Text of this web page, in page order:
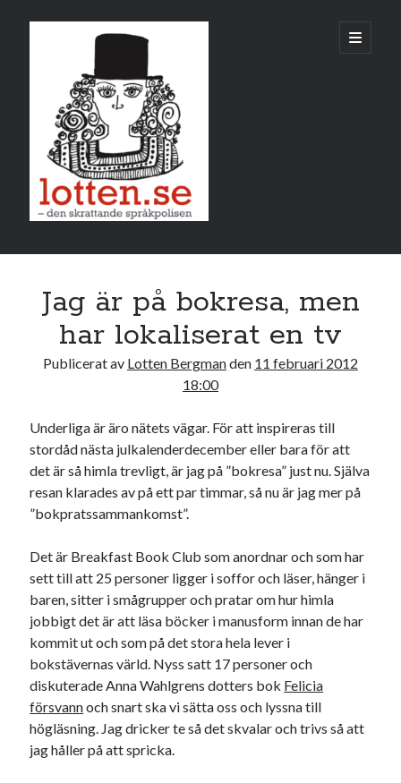
öppna
primär
Sidopanel
M T O T F L S
2 3 4 5
6 7 8 9 10 11 12
18 19
20 21 22 23 24 25 26
27 28 29
« jan mar »
Sök
Kategorier
Kategorier
Jag är på bokresa, men
har lokaliserat en tv
Publicerat av Lotten Bergmanden 11 februari 2012
18:00
Underliga är äro nätets vägar. För att inspireras till
stordåd nästa julkalenderdecember eller bara för att
det är så himla trevligt, är jag på ”bokresa” just nu. Själva
resan klarades av på ett par timmar, så nu är jag mer på
”bokpratssammankomst”.
Det är Breakfast Book Club som anordnar och som har
sett till att 25 personer ligger i soffor och läser, hänger i
baren, sitter i smågrupper och pratar om hur himla
jobbigt det är att läsa böcker i manusform innan de har
kommit ut och som på det stora hela lever i
bokstävernas värld. Nyss satt 17 personer och
diskuterade Anna Wahlgrens dotters bok Felicia
försvannoch snart ska vi sätta oss och lyssna till
högläsning. Jag dricker te så det skvalar och trivs så att
jag håller på att spricka.